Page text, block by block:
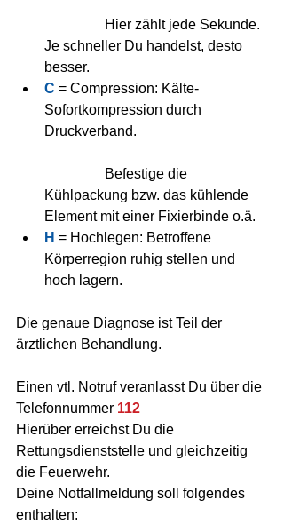
Je schneller Du handelst, desto
besser.
C = Compression: Kälte-
Sofortkompression durch
Druckverband.
Kühlpackung bzw. das kühlende
Element mit einer Fixierbinde o.ä.
H = Hochlegen: Betroffene
Körperregion ruhig stellen und
hoch lagern.
Die genaue Diagnose ist Teil der
ärztlichen Behandlung.
Einen vtl. Notruf veranlasst Du über die
Telefonnummer 112
Hierüber erreichst Du die
Rettungsdienststelle und gleichzeitig
die Feuerwehr.
Deine Notfallmeldung soll folgendes
enthalten: